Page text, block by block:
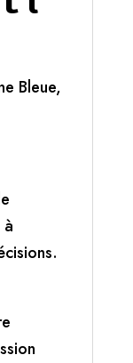
Bleue,